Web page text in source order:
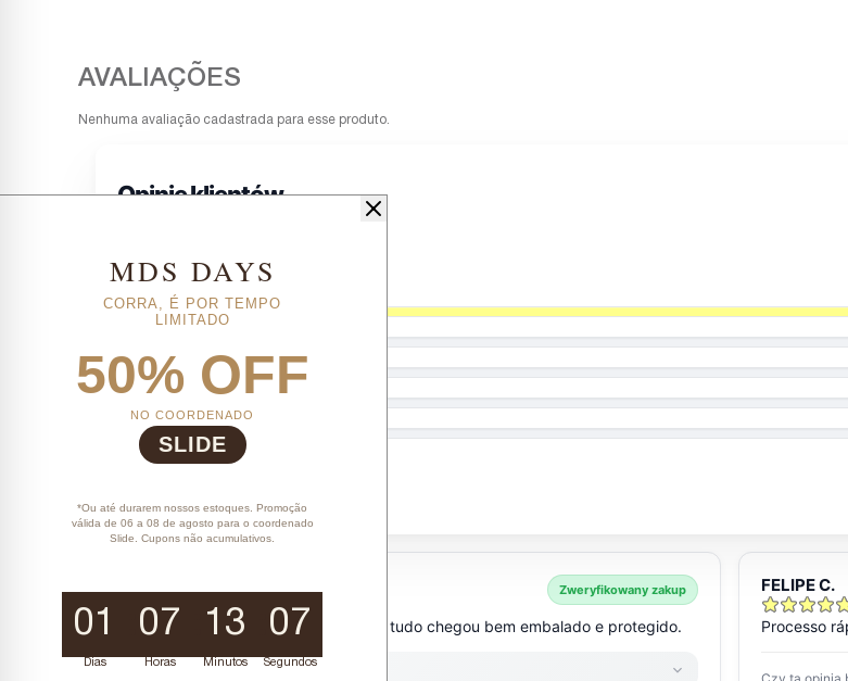
Nenhuma avaliação cadastrada para esse produto.
MDS DAYS
CORRA, É POR TEMPO
LIMITADO
50% OFF
NO COORDENADO
SLIDE
*Ou até durarem nossos estoques. Promoção
válida de 06 a 08 de agosto para o coordenado
Slide. Cupons não acumulativos.
01
Dias
07
Horas
13
Minutos
06
Segundos